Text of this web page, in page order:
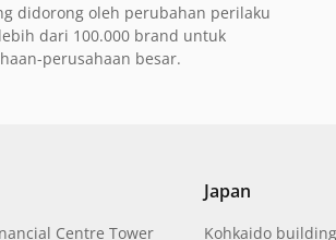
didorong oleh perubahan perilaku
dari 100.000 brand untuk
perusahaan besar.
Centre Tower
Japan
Kohkaido